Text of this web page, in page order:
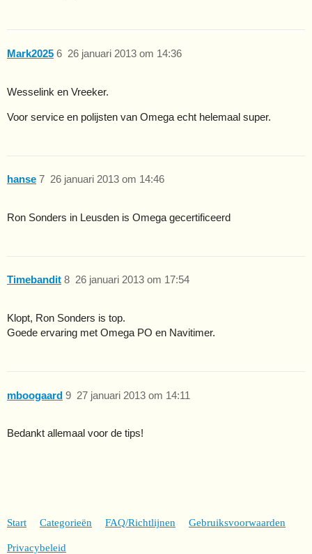
Mark2025 26 januari 2013 om 14:36
6
Wesselink en Vreeker.
Voor service en polijsten van Omega echt helemaal super.
hanse 26 januari 2013 om 14:46
7
Ron Sonders in Leusden is Omega gecertificeerd
Timebandit 26 januari 2013 om 17:54
8
Klopt, Ron Sonders is top.
Goede ervaring met Omega PO en Navitimer.
mboogaard 27 januari 2013 om 14:11
9
Bedankt allemaal voor de tips!
Start Categorieën FAQ/Richtlijnen Gebruiksvoorwaarden
Privacybeleid